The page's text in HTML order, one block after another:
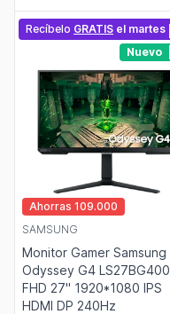
Recíbelo GRATIS el martes
Nuevo
Ahorras 109.000
SAMSUNG
Monitor Gamer Samsung
Odyssey G4 LS27BG400
FHD 27" 1920*1080 IPS
HDMI DP 240Hz